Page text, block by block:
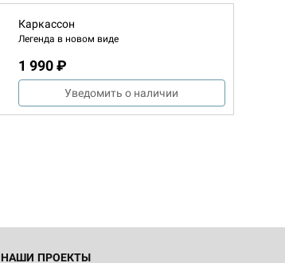
Каркассон
Легенда в новом виде
1 990 ₽
Уведомить о наличии
НАШИ ПРОЕКТЫ